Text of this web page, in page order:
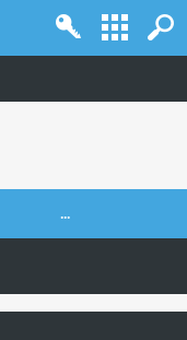
...